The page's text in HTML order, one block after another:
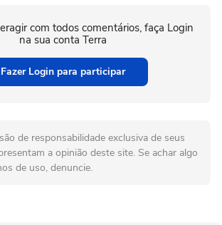
com todos comentários, faça Login
na sua conta Terra
Fazer Login para participar
de responsabilidade exclusiva de seus
a opinião deste site. Se achar algo
de uso, denuncie.